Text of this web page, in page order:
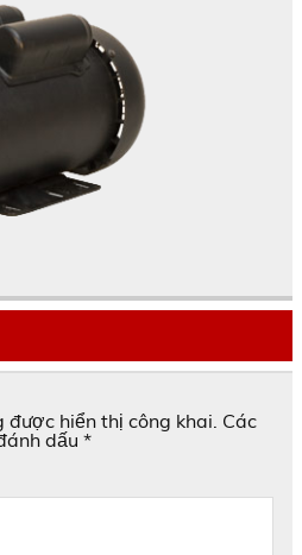
được hiển thị công khai. Các
dấu *